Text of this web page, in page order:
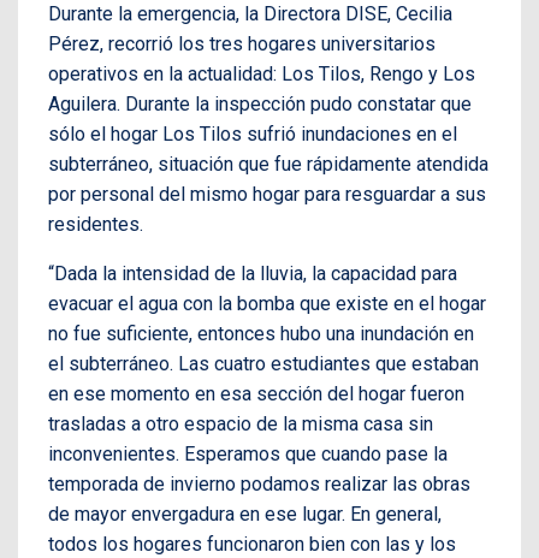
Durante la emergencia, la Directora DISE, Cecilia
Pérez, recorrió los tres hogares universitarios
operativos en la actualidad: Los Tilos, Rengo y Los
Aguilera. Durante la inspección pudo constatar que
sólo el hogar Los Tilos sufrió inundaciones en el
subterráneo, situación que fue rápidamente atendida
por personal del mismo hogar para resguardar a sus
residentes.
“Dada la intensidad de la lluvia, la capacidad para
evacuar el agua con la bomba que existe en el hogar
no fue suficiente, entonces hubo una inundación en
el subterráneo. Las cuatro estudiantes que estaban
en ese momento en esa sección del hogar fueron
trasladas a otro espacio de la misma casa sin
inconvenientes. Esperamos que cuando pase la
temporada de invierno podamos realizar las obras
de mayor envergadura en ese lugar. En general,
todos los hogares funcionaron bien con las y los